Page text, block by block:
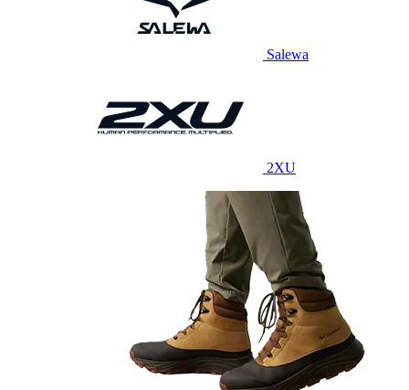
Salewa
2XU